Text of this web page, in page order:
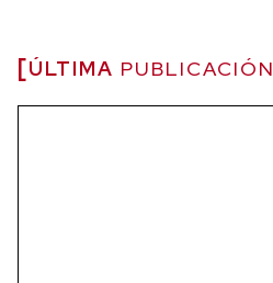
ÚLTIMA PUBLICACIÓN